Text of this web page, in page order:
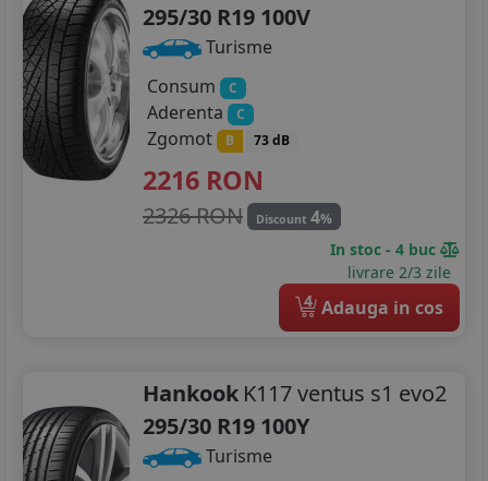
295/30 R19 100V
Turisme
Consum
C
Aderenta C
Zgomot B 73 dB
2216 RON
2326 RON Discount 4%
In stoc - 4 buc
livrare 2/3 zile
4 Adauga in cos
Hankook K117 ventus s1 evo2
295/30 R19 100Y
Turisme